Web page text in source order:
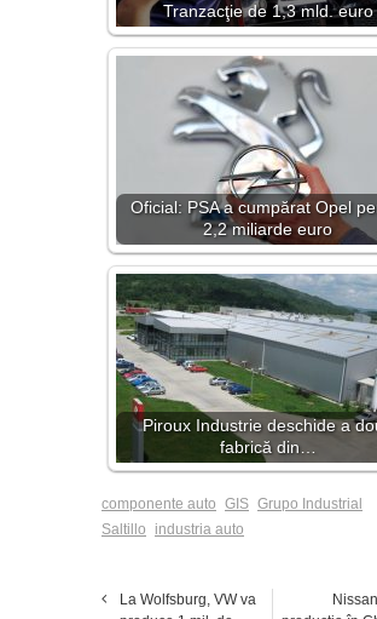
Tranzacţie de 1,3 mld. euro
Oficial: PSA a cumpărat Opel
2,2 miliarde euro
Piroux Industrie deschide a
fabrică din…
componente auto GIS Grupo Industrial
Saltillo
industria auto
La Wolfsburg, VW va